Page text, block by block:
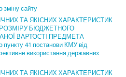
сайту
ТА ЯКІСНИХ ХАРАКТЕРИСТИК
РОЗМІРУ БЮДЖЕТНОГО
ВАРТОСТІ ПРЕДМЕТА
пункту 41 постанови КМУ від
використання державних
ТА ЯКІСНИХ ХАРАКТЕРИСТИК